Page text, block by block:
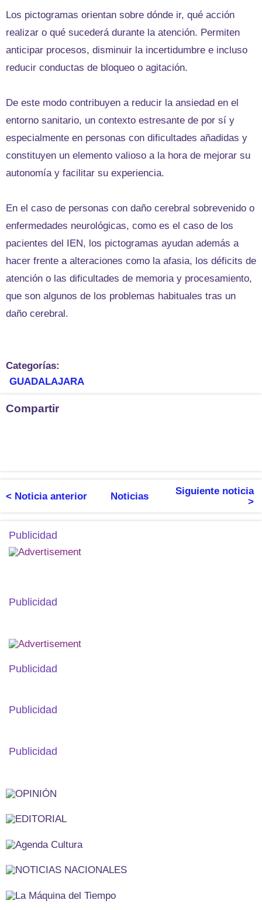
Los pictogramas orientan sobre dónde ir, qué acción
realizar o qué sucederá durante la atención. Permiten
anticipar procesos, disminuir la incertidumbre e incluso
reducir conductas de bloqueo o agitación.
De este modo contribuyen a reducir la ansiedad en el
entorno sanitario, un contexto estresante de por sí y
especialmente en personas con dificultades añadidas y
constituyen un elemento valioso a la hora de mejorar su
autonomía y facilitar su experiencia.
En el caso de personas con daño cerebral sobrevenido o
enfermedades neurológicas, como es el caso de los
pacientes del IEN, los pictogramas ayudan además a
hacer frente a alteraciones como la afasia, los déficits de
atención o las dificultades de memoria y procesamiento,
que son algunos de los problemas habituales tras un
daño cerebral.
Categorías:
GUADALAJARA
Compartir
< Noticia anterior Noticias
Siguiente noticia
>
Publicidad
Publicidad
Publicidad
Publicidad
Publicidad